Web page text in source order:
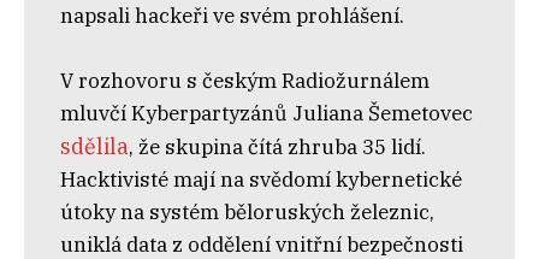
napsali hackeři ve svém prohlášení.
V rozhovoru s českým Radiožurnálem
mluvčí Kyberpartyzánů Juliana Šemetovec
sdělila, že skupina čítá zhruba 35 lidí.
Hacktivisté mají na svědomí kybernetické
útoky na systém běloruských železnic,
uniklá data z oddělení vnitřní bezpečnosti